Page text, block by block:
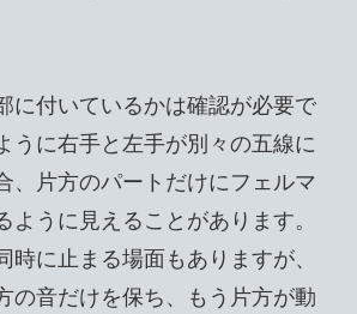
に付いているかは確認が必要で
うに右手と左手が別々の五線に
、片方のパートだけにフェルマ
ように見えることがあります。
時に止まる場面もありますが、
の音だけを保ち、もう片方が動